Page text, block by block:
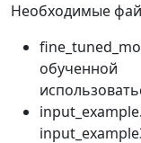
Необходимые